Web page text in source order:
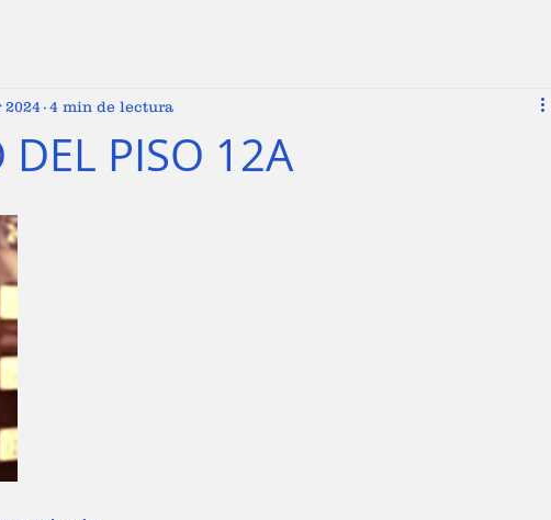
DEL PISO 12A
2024 4 min de lectura